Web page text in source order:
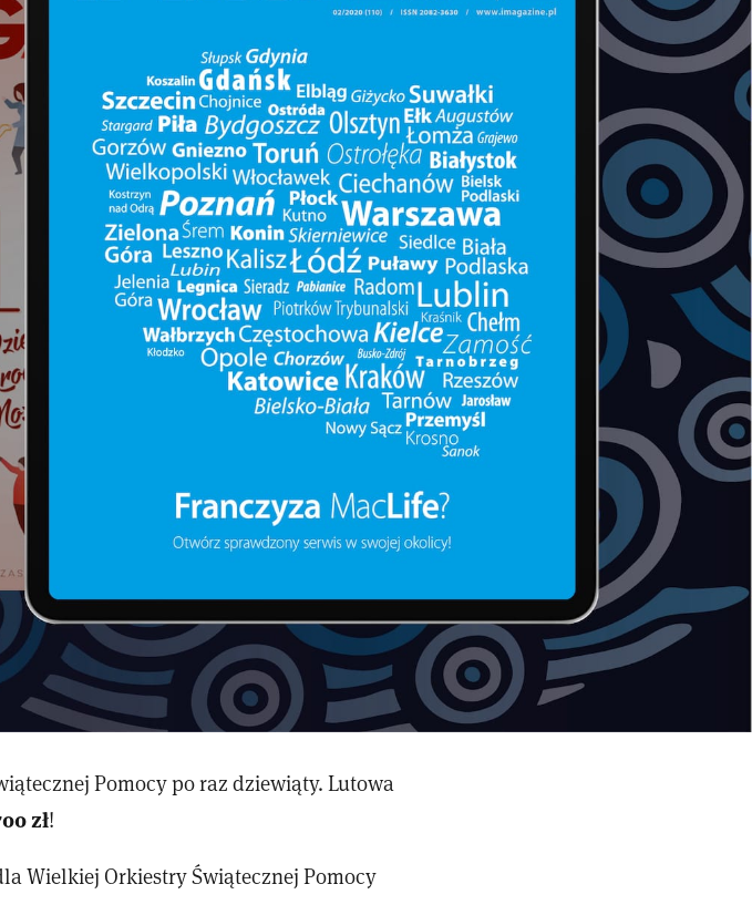
Pomocy po raz dziewiąty. Lutowa
zł!
Wielkiej Orkiestry Świątecznej Pomocy